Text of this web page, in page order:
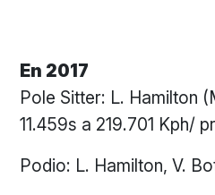
En 2017
Pole Sitter: L. Hamilton
11.459s a 219.701 Kph/
Podio: L. Hamilton, V.